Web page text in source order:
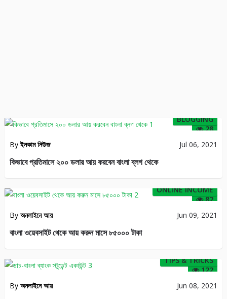
28
BLOGGING
Byইনকাম নিউজ Jul 06, 2021
কিভাবে প্রতিমাসে ২০০ ডলার আয় করবেন বাংলা ব্লগ থেকে
82
ONLINE INCOME
By অনলাইনে আয় Jun 09, 2021
বাংলা ওয়েবসাইট থেকে আয় করুন মাসে ৮৫০০০ টাকা
122
TIPS & TRICKS
By অনলাইনে আয় Jun 08, 2021